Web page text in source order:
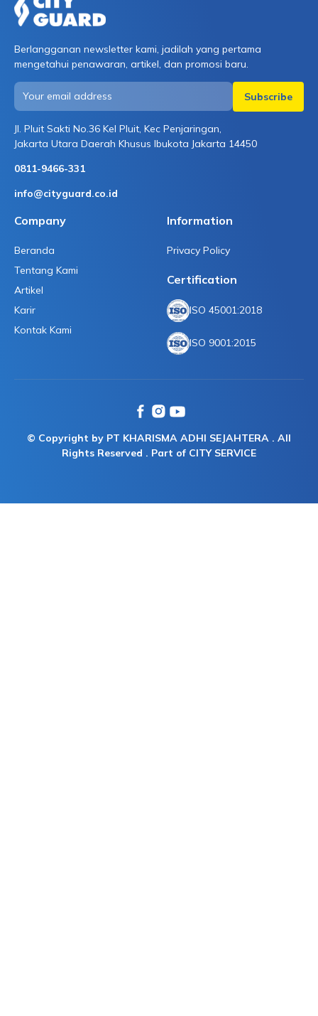
Berlangganan newsletter kami, jadilah yang pertama
mengetahui penawaran, artikel, dan promosi baru.
Jl. Pluit Sakti No.36 Kel Pluit, Kec Penjaringan,
Jakarta Utara Daerah Khusus Ibukota Jakarta 14450
0811-9466-331
info@cityguard.co.id
Company
Beranda
Tentang Kami
Artikel
Karir
Kontak Kami
Information
Privacy Policy
Certification
ISO 45001:2018
ISO 9001:2015
© Copyright by PT KHARISMA ADHI SEJAHTERA . All
Rights Reserved . Part of CITY SERVICE